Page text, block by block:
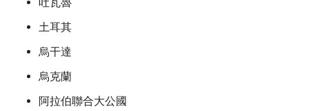
土耳其
烏干達
烏克蘭
阿拉伯聯合大公國